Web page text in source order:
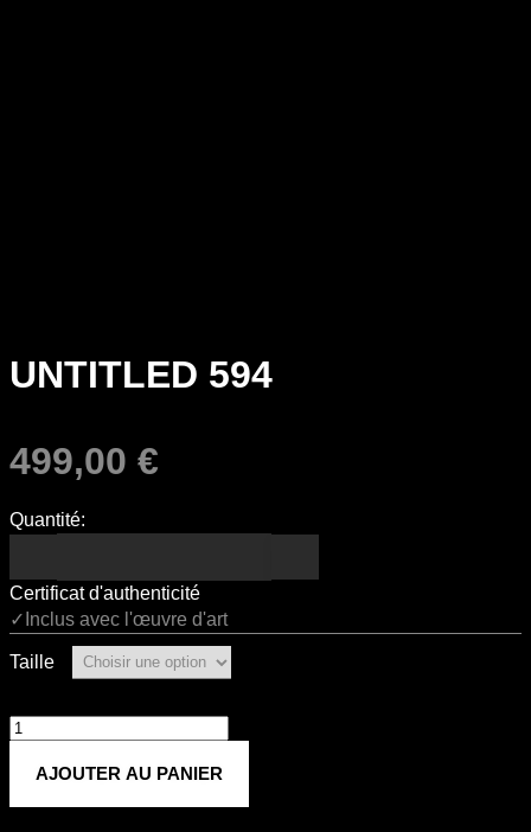
UNTITLED 594
499,00 €
Quantité:
Certificat d'authenticité
✓Inclus avec l'œuvre d'art
Taille
quantité
Untitled
594
AJOUTER AU PANIER